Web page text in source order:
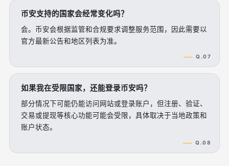
币安支持的国家会经常变化吗？
会。币安会根据监管和合规要求调整服务范围，因此需要以
官方最新公告和地区列表为准。
Q.07
如果我在受限国家，还能登录币安吗？
部分情况下可能仍能访问网站或登录账户，但注册、验证、
交易或提现等核心功能可能会受限，具体取决于当地政策和
账户状态。
Q.08